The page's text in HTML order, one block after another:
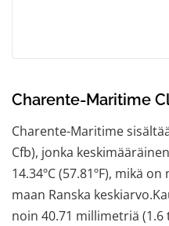
Charente-Maritime
Charente-Maritime
Cfb), jonka
14.34ºC (57.81ºF), mikä
maan Ranska
noin 40.71 millimetriä